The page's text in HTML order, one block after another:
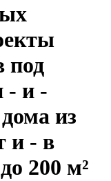
под
- и -
из
и - в
200 м²